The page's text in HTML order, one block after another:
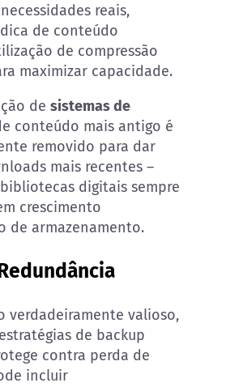
reais,
de conteúdo
de compressão
maximizar capacidade.
de sistemas de
conteúdo mais antigo é
removido para dar
mais recentes –
digitais sempre
crescimento
de armazenamento.
verdadeiramente valioso,
de backup
contra perda de
incluir